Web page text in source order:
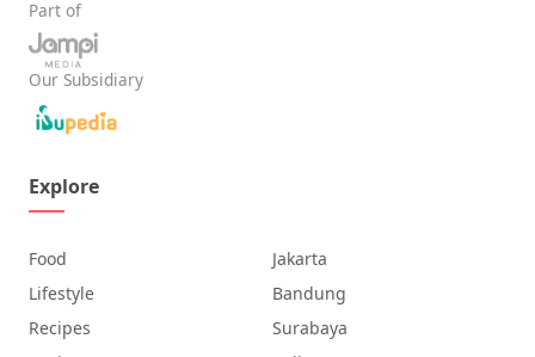
Part of
Our Subsidiary
Explore
Food
Lifestyle
Recipes
Jakarta
Bandung
Surabaya